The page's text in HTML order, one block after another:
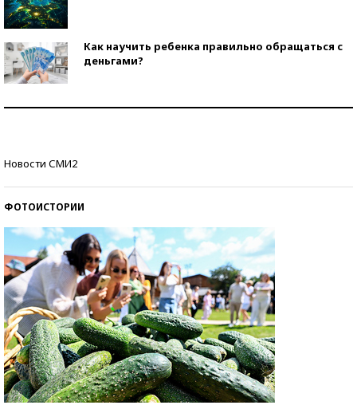
Как научить ребенка правильно обращаться с
деньгами?
Новости СМИ2
ФОТОИСТОРИИ